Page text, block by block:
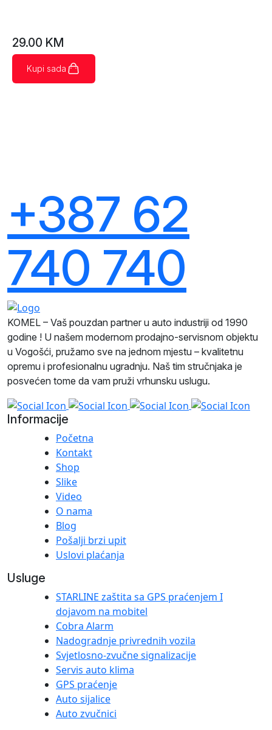
29.00 KM
Kupi sada
+387 62
740 740
KOMEL – Vaš pouzdan partner u auto industriji od 1990
godine ! U našem modernom prodajno-servisnom objektu
u Vogošći, pružamo sve na jednom mjestu – kvalitetnu
opremu i profesionalnu ugradnju. Naš tim stručnjaka je
posvećen tome da vam pruži vrhunsku uslugu.
Informacije
Početna
Kontakt
Shop
Slike
Video
O nama
Blog
Pošalji brzi upit
Uslovi plaćanja
Usluge
STARLINE zaštita sa GPS praćenjem I
dojavom na mobitel
Cobra Alarm
Nadogradnje privrednih vozila
Svjetlosno-zvučne signalizacije
Servis auto klima
GPS praćenje
Auto sijalice
Auto zvučnici